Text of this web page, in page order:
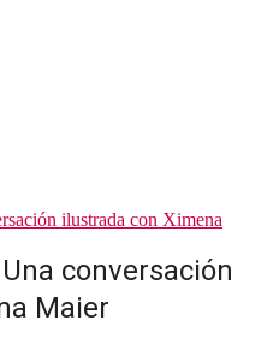
conversación
Maier